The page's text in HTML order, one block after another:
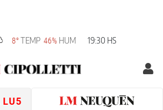
8°TEMP 46% HUM 19:30 HS
LU5